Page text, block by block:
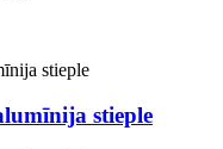
stieple